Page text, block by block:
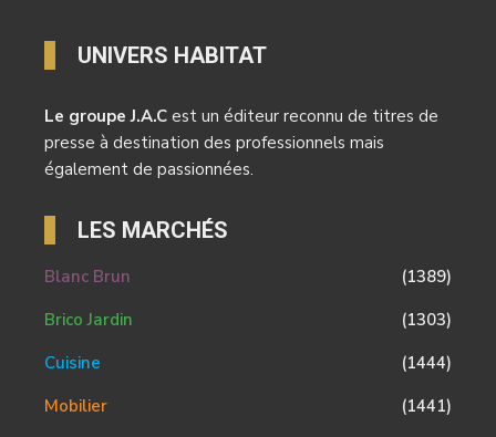
UNIVERS HABITAT
Le groupe J.A.C est un éditeur reconnu de titres de
presse à destination des professionnels mais
également de passionnées.
LES MARCHÉS
Blanc Brun
(1389)
Brico Jardin
(1303)
Cuisine
(1444)
Mobilier
(1441)